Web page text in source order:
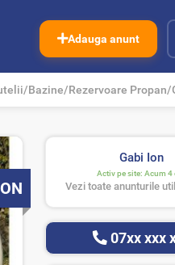
Adauga anunt
Bazine/Rezervoare Propan/
Gabi Ion
Activ pe site: Acum 4
Vezi toate anunturile
07xx xxx